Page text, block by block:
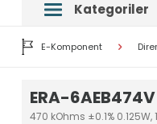
Kategoriler
E-Komponent
ERA-6AEB474V
470 kOhms ±0.1%